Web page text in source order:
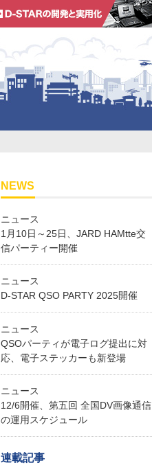
NEWS
ニュース
1月10日～25日、JARD HAMtte交
信パーティー開催
ニュース
D-STAR QSO PARTY 2025開催
ニュース
QSOパーティが電子ログ提出に対
応、電子ステッカーも新登場
ニュース
12/6開催、第五回 全国DV画像通信
の運用スケジュール
連載記事